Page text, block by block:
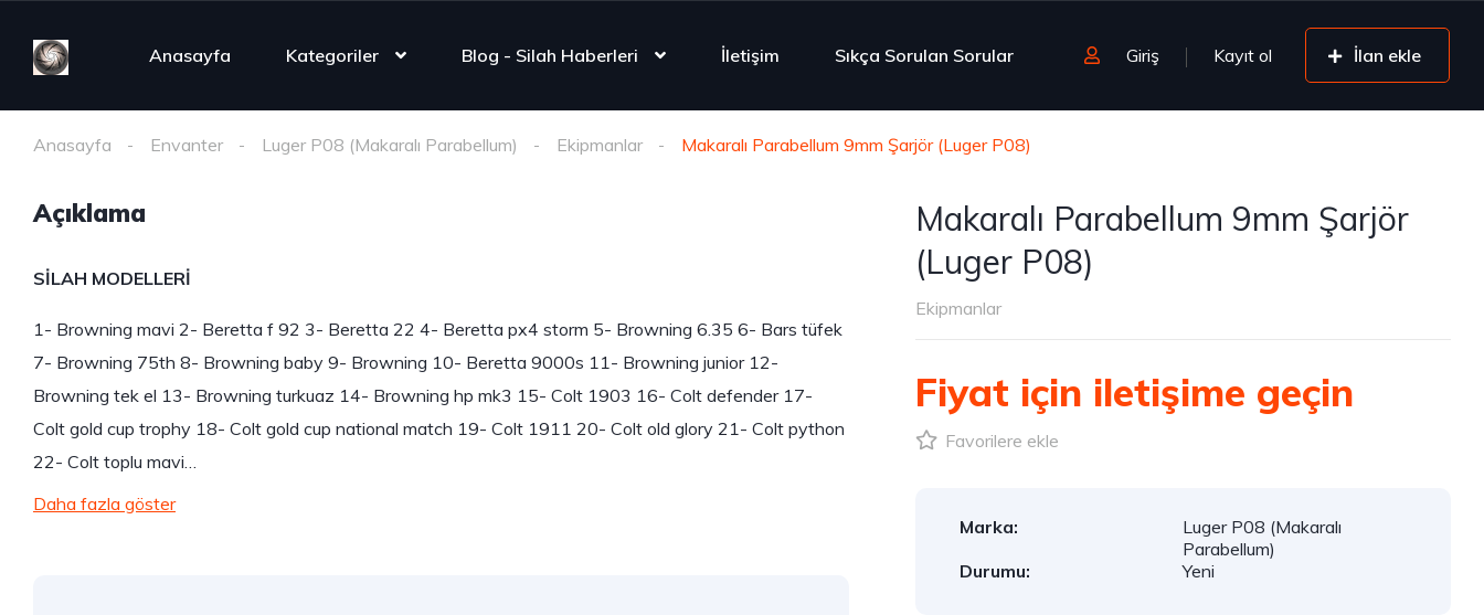
Anasayfa Kategoriler Blog - Silah Haberleri İletişim Sıkça Sorulan Sorular Giriş Kayıt ol İlan ekle
Anasayfa Envanter Luger P08 (Makaralı Parabellum) Ekipmanlar Makaralı Parabellum 9mm Şarjör (Luger P08)
Açıklama
SİLAH MODELLERİ
1- Browning mavi 2- Beretta f 92 3- Beretta 22 4- Beretta px4 storm 5- Browning 6.35 6- Bars tüfek
7- Browning 75th 8- Browning baby 9- Browning 10- Beretta 9000s 11- Browning junior 12-
Browning tek el 13- Browning turkuaz 14- Browning hp mk3 15- Colt 1903 16- Colt defender 17-
Colt gold cup trophy 18- Colt gold cup national match 19- Colt 1911 20- Colt old glory 21- Colt python
22- Colt toplu mavi…
Daha fazla göster
Makaralı Parabellum 9mm Şarjör
(Luger P08)
Ekipmanlar
Fiyat için iletişime geçin
Favorilere ekle
Marka:
Luger P08 (Makaralı
Parabellum)
Durumu:
Yeni